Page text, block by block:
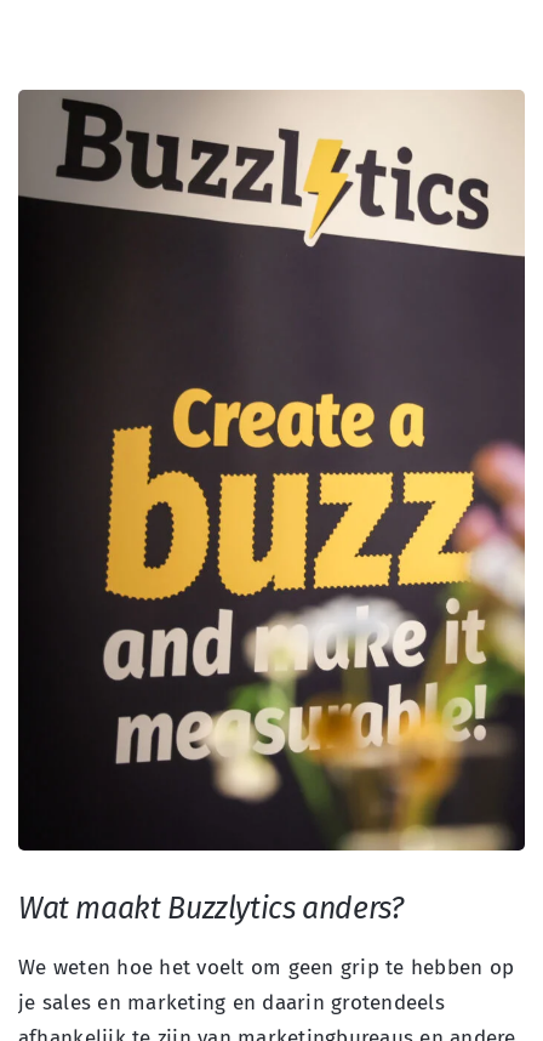
Wat maakt Buzzlytics anders?
We weten hoe het voelt om geen grip te hebben op
je sales en marketing en daarin grotendeels